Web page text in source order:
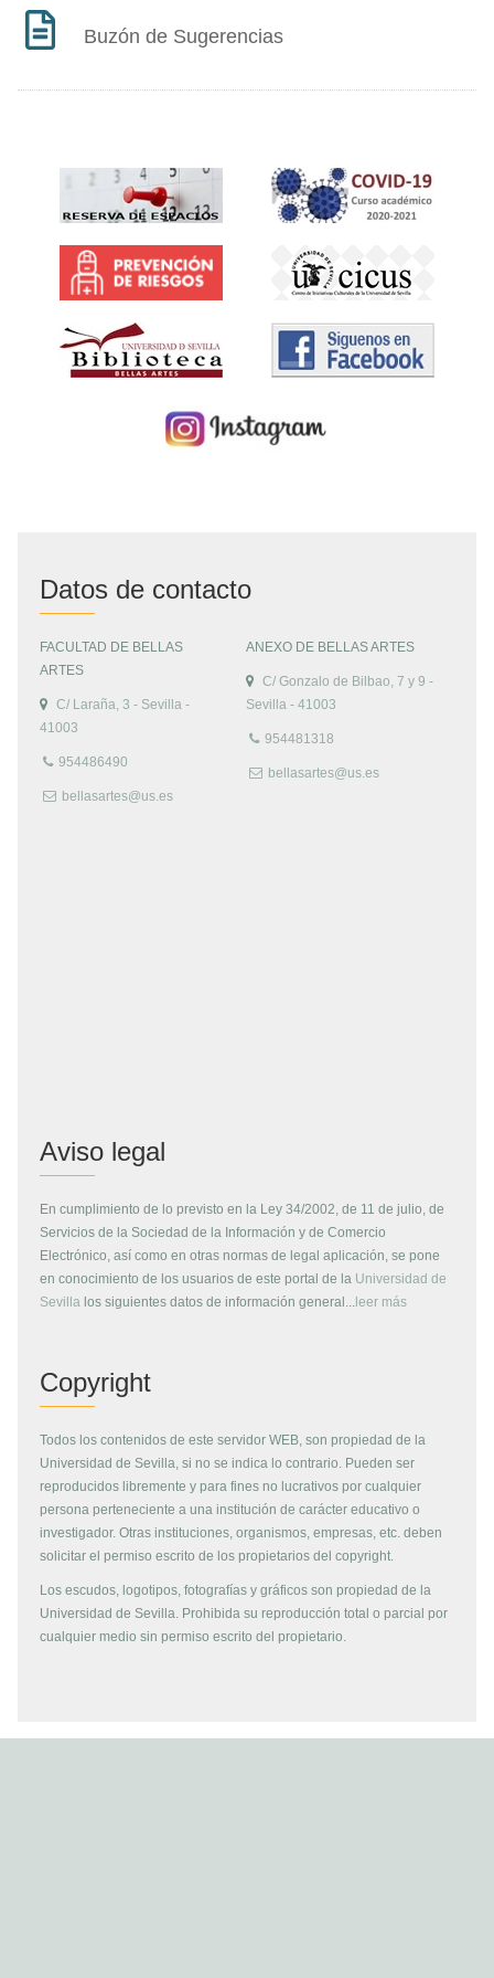
Buzón de Sugerencias
Datos de contacto
FACULTAD DE BELLAS
ARTES
C/ Laraña, 3 - Sevilla -
41003
954486490
bellasartes@us.es
ANEXO DE BELLAS ARTES
C/ Gonzalo de Bilbao, 7 y 9 -
Sevilla - 41003
954481318
bellasartes@us.es
Aviso legal
En cumplimiento de lo previsto en la Ley 34/2002, de 11 de julio, de
Servicios de la Sociedad de la Información y de Comercio
Electrónico, así como en otras normas de legal aplicación, se pone
en conocimiento de los usuarios de este portal de la Universidad de
Sevilla los siguientes datos de información general... leer más
Copyright
Todos los contenidos de este servidor WEB, son propiedad de la
Universidad de Sevilla, si no se indica lo contrario. Pueden ser
reproducidos libremente y para fines no lucrativos por cualquier
persona perteneciente a una institución de carácter educativo o
investigador. Otras instituciones, organismos, empresas, etc. deben
solicitar el permiso escrito de los propietarios del copyright.
Los escudos, logotipos, fotografías y gráficos son propiedad de la
Universidad de Sevilla. Prohibida su reproducción total o parcial por
cualquier medio sin permiso escrito del propietario.